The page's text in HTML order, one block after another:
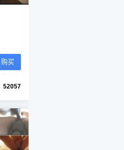
购买
52057